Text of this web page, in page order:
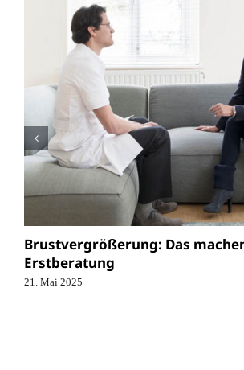
Brustvergrößerung: Das
Erstberatung
21. Mai 2025